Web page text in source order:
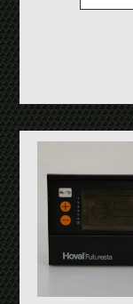
Panel